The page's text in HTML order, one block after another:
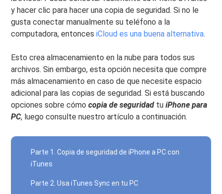
y hacer clic para hacer una copia de seguridad. Si no le
gusta conectar manualmente su teléfono a la
computadora, entoncesiCloud es una buena alternativa.
Esto crea almacenamiento en la nube para todos sus
archivos. Sin embargo, esta opción necesita que compre
más almacenamiento en caso de que necesite espacio
adicional para las copias de seguridad. Si está buscando
opciones sobre cómocopia de seguridad tuiPhone para
PC, luego consulte nuestro artículo a continuación.
Parte 1. Copia de seguridad de iPhone a PC con
iTunes
Parte 2. Usa iTunes Sync en tu PC